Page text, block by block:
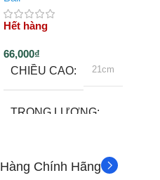
Hết hàng
66,000₫
CHIỀU CAO
21cm
TRỌNG LƯỢNG
Hàng Chính Hãng